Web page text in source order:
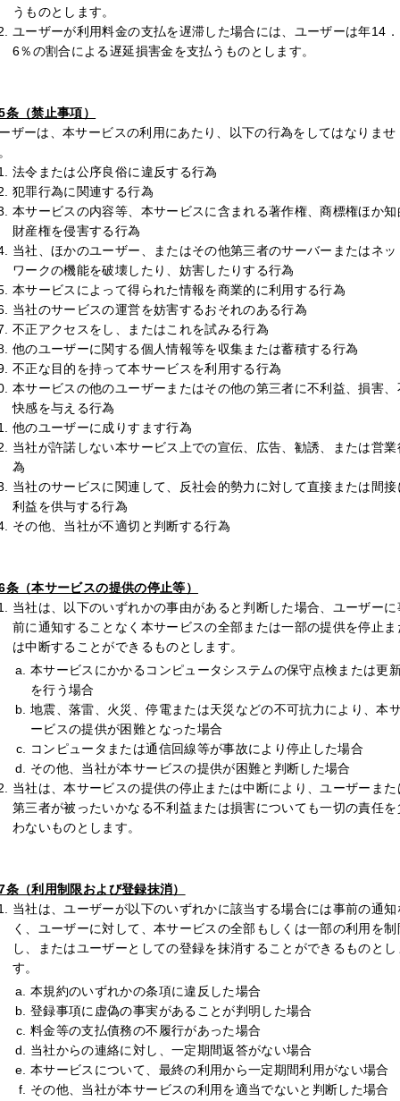
うものとします。
ユーザーが利用料金の支払を遅滞した場合には、ユーザーは年14．
6％の割合による遅延損害金を支払うものとします。
条（禁止事項）
ザーは、本サービスの利用にあたり、以下の行為をしてはなりませ
法令または公序良俗に違反する行為
犯罪行為に関連する行為
本サービスの内容等、本サービスに含まれる著作権、商標権ほか知
財産権を侵害する行為
当社、ほかのユーザー、またはその他第三者のサーバーまたはネッ
ワークの機能を破壊したり、妨害したりする行為
本サービスによって得られた情報を商業的に利用する行為
当社のサービスの運営を妨害するおそれのある行為
不正アクセスをし、またはこれを試みる行為
他のユーザーに関する個人情報等を収集または蓄積する行為
不正な目的を持って本サービスを利用する行為
本サービスの他のユーザーまたはその他の第三者に不利益、損害、
快感を与える行為
他のユーザーに成りすます行為
当社が許諾しない本サービス上での宣伝、広告、勧誘、または営業
為
当社のサービスに関連して、反社会的勢力に対して直接または間接
利益を供与する行為
その他、当社が不適切と判断する行為
条（本サービスの提供の停止等）
当社は、以下のいずれかの事由があると判断した場合、ユーザーに
前に通知することなく本サービスの全部または一部の提供を停止ま
は中断することができるものとします。
本サービスにかかるコンピュータシステムの保守点検または更
を行う場合
地震、落雷、火災、停電または天災などの不可抗力により、本
ービスの提供が困難となった場合
コンピュータまたは通信回線等が事故により停止した場合
その他、当社が本サービスの提供が困難と判断した場合
当社は、本サービスの提供の停止または中断により、ユーザーまた
第三者が被ったいかなる不利益または損害についても一切の責任を
わないものとします。
条（利用制限および登録抹消）
当社は、ユーザーが以下のいずれかに該当する場合には事前の通知
く、ユーザーに対して、本サービスの全部もしくは一部の利用を制
し、またはユーザーとしての登録を抹消することができるものとし
す。
本規約のいずれかの条項に違反した場合
登録事項に虚偽の事実があることが判明した場合
料金等の支払債務の不履行があった場合
当社からの連絡に対し、一定期間返答がない場合
本サービスについて、最終の利用から一定期間利用がない場合
その他、当社が本サービスの利用を適当でないと判断した場合